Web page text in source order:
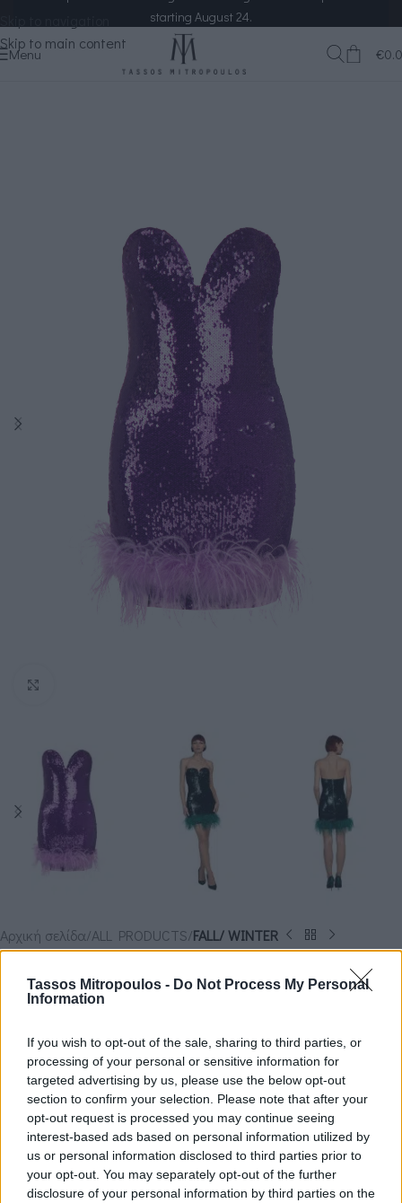
Tassos Mitropoulos - Do Not Process My Personal
Information
If you wish to opt-out of the sale, sharing to third parties, or
processing of your personal or sensitive information for
targeted advertising by us, please use the below opt-out
section to confirm your selection. Please note that after your
opt-out request is processed you may continue seeing
interest-based ads based on personal information utilized by
us or personal information disclosed to third parties prior to
your opt-out. You may separately opt-out of the further
disclosure of your personal information by third parties on the
Skip to main content
Menu €
Αρχική σελίδα ALL PRODUCTS FALL/ WINTER
ΦΟΡΕΜΑ BRIELLE
ΧΡΏΜΑ
ΜΈΓΕΘΟΣ L S
ΠΡΟΣΘΉΚΗ ΣΤΟ ΚΑΛΆΘΙ